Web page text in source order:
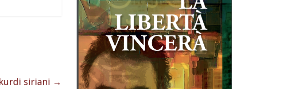
siriani →